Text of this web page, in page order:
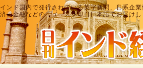
インド国内で発行されている英字新聞、日系企
済・金融などのニュースを即日日本語でお届けし